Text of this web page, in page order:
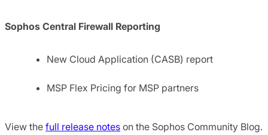
Sophos Central Firewall Reporting
New Cloud Application (CASB) report
MSP Flex Pricing for MSP partners
View the full release notes on the Sophos Community Blog.